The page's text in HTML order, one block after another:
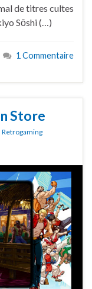
de titres cultes
Sōshi (…)
1 Commentaire
Store
Retrogaming